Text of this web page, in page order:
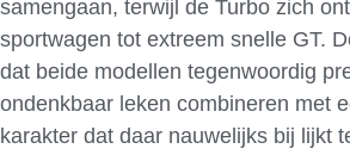
samengaan, terwijl de Turbo zich
sportwagen tot extreem snelle GT.
dat beide modellen tegenwoordig
ondenkbaar leken combineren met
karakter dat daar nauwelijks bij lijkt